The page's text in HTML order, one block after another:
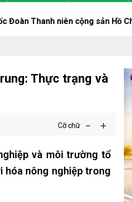
cộng sản Hồ Chí Minh lần thứ
Thực trạng và
Cỡ chữ
và môi trường tổ
hóa nông nghiệp trong